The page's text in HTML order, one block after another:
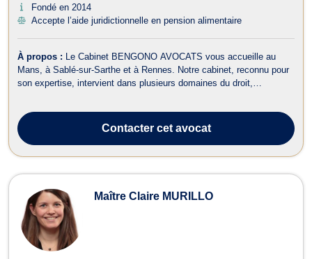
Fondé en 2014
Accepte l’aide juridictionnelle en pension alimentaire
À propos :
Le Cabinet BENGONO AVOCATS vous accueille au
Mans, à Sablé-sur-Sarthe et à Rennes. Notre cabinet, reconnu pour
son expertise, intervient dans plusieurs domaines du droit,
accepte l’aide juridictionnelle s...
Contactercet avocat
Maître Claire MURILLO